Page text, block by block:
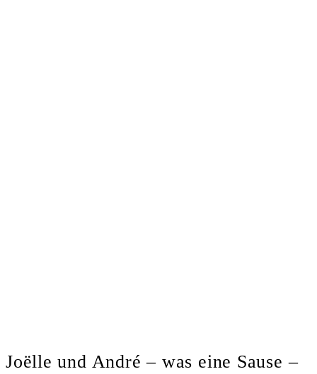
Joëlle und André – was eine Sause –